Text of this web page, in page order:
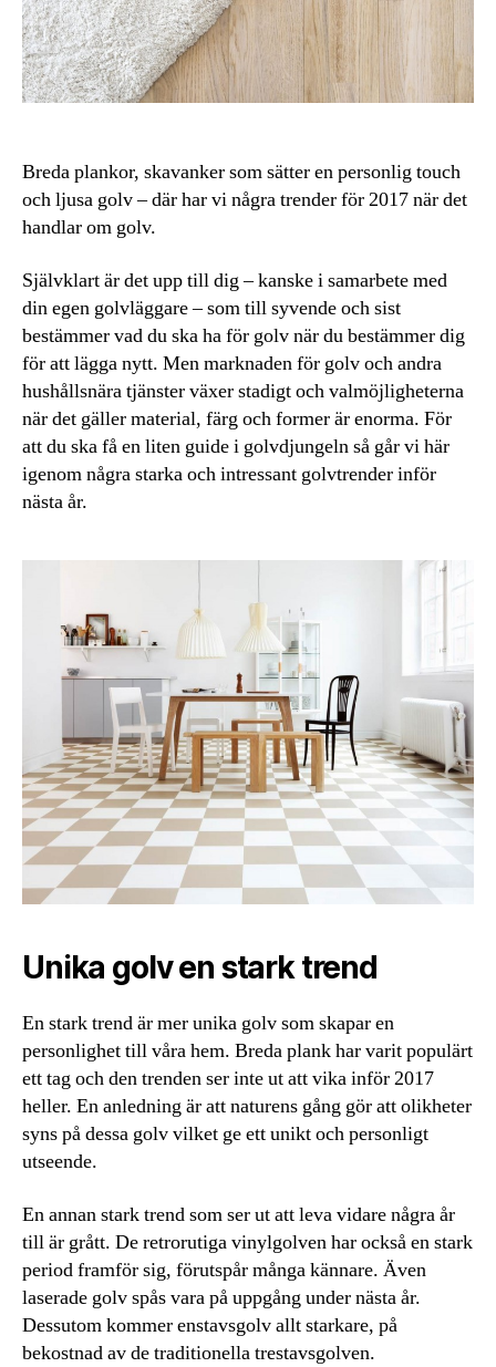
Breda plankor, skavanker som sätter en personlig touch
och ljusa golv – där har vi några trender för 2017 när det
handlar om golv.
Självklart är det upp till dig – kanske i samarbete med
din egen golvläggare – som till syvende och sist
bestämmer vad du ska ha för golv när du bestämmer dig
för att lägga nytt. Men marknaden för golv och andra
hushållsnära tjänster växer stadigt och valmöjligheterna
när det gäller material, färg och former är enorma. För
att du ska få en liten guide i golvdjungeln så går vi här
igenom några starka och intressant golvtrender inför
nästa år.
Unika golv en stark trend
En stark trend är mer unika golv som skapar en
personlighet till våra hem. Breda plank har varit populärt
ett tag och den trenden ser inte ut att vika inför 2017
heller. En anledning är att naturens gång gör att olikheter
syns på dessa golv vilket ge ett unikt och personligt
utseende.
En annan stark trend som ser ut att leva vidare några år
till är grått. De retrorutiga vinylgolven har också en stark
period framför sig, förutspår många kännare. Även
laserade golv spås vara på uppgång under nästa år.
Dessutom kommer enstavsgolv allt starkare, på
bekostnad av de traditionella trestavsgolven.